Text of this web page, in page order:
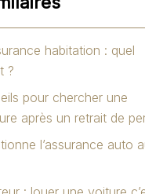
habitation : quel
?
pour chercher une
après un retrait de
l’assurance auto